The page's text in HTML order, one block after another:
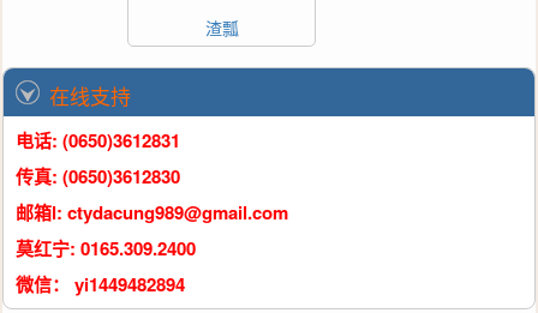
渣瓢
在线支持
电话: (0650)3612831
传真: (0650)3612830
邮箱l: ctydacung989@gmail.com
莫红宁: 0165.309.2400
微信： yi1449482894